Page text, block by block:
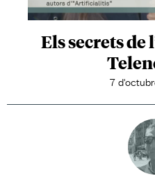
Els secrets
7